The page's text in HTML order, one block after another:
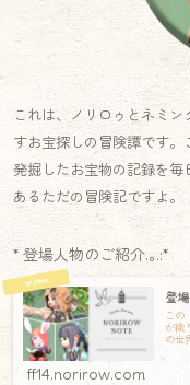
これは、ノリロゥとネミ
すお宝探しの冒険譚です。
発掘したお宝物の記録を毎
あるただの冒険記ですよ。
* 登場人物のご紹介.｡.:*
登
この
が織
の世
ff14.norirow.com